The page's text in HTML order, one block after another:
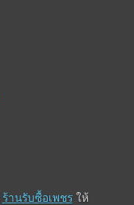
ร้านรับซื้อเพชรให้